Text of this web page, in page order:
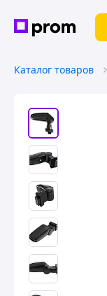
Каталог товаров